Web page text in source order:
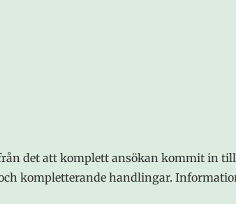
det att komplett ansökan kommit in till
kompletterande handlingar.